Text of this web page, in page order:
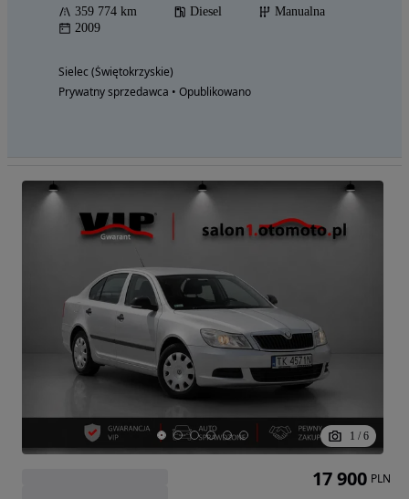
359 774 km Diesel
Manualna
2009
Sielec (Świętokrzyskie)
Prywatny sprzedawca • Opublikowano
1 / 6
17 900 PLN